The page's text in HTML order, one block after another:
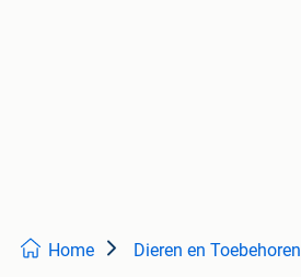
Home Dieren en Toebehoren